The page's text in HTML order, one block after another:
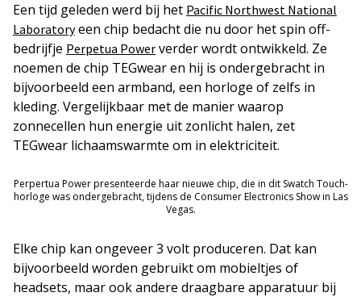
Een tijd geleden werd bij het Pacific Northwest National
Laboratoryeen chip bedacht die nu door het spin off-
bedrijfje Perpetua Power verder wordt ontwikkeld. Ze
noemen de chip TEGwear en hij is ondergebracht in
bijvoorbeeld een armband, een horloge of zelfs in
kleding. Vergelijkbaar met de manier waarop
zonnecellen hun energie uit zonlicht halen, zet
TEGwear lichaamswarmte om in elektriciteit.
Perpertua Power presenteerde haar nieuwe chip, die in dit Swatch Touch-
horloge was ondergebracht, tijdens de Consumer Electronics Show in Las
Vegas.
Elke chip kan ongeveer 3 volt produceren. Dat kan
bijvoorbeeld worden gebruikt om mobieltjes of
headsets, maar ook andere draagbare apparatuur bij